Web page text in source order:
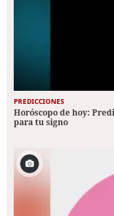
PREDICCIONES
Horóscopo de hoy:
para tu signo